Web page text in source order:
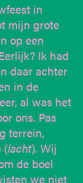
in
mijn grote
op een
Ik had
daar achter
in de
al was het
ons. Pas
terrein,
(lacht). Wij
de boel
we niet